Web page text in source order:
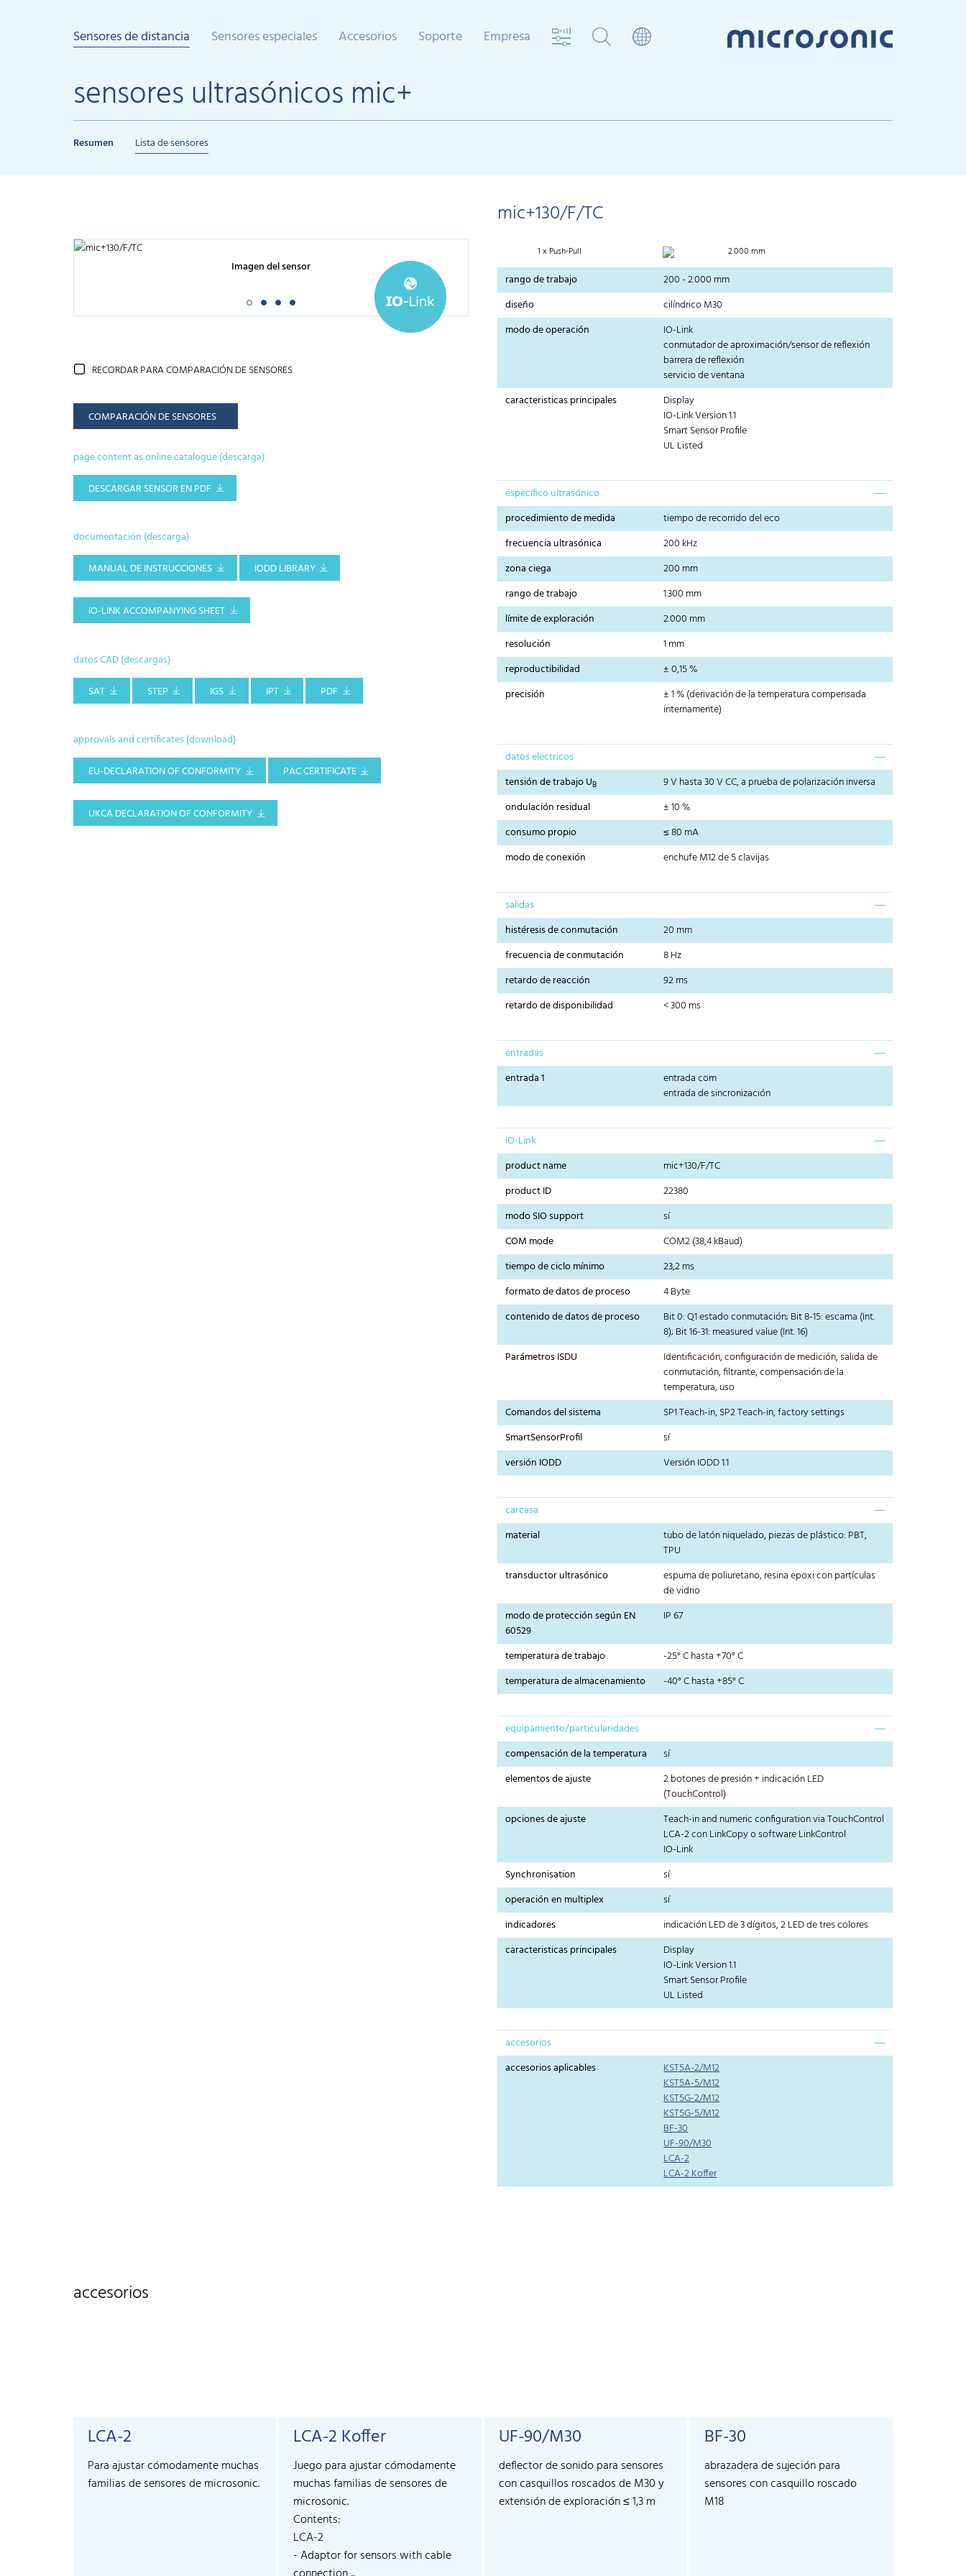
Sensores de distancia Sensores especiales Accesorios Soporte Empresa
sensores ultrasónicos mic+
Resumen Lista de sensores
mic+130/F/TC
Imagen del sensor
RECORDAR PARA COMPARACIÓN DE SENSORES
COMPARACIÓN DE SENSORES
page content as online catalogue (descarga)
DESCARGAR SENSOR EN PDF
documentación (descarga)
MANUAL DE INSTRUCCIONES
IODD LIBRARY
IO-LINK ACCOMPANYING SHEET
datos CAD (descargas)
SAT
STEP IGS IPT PDF
approvals and certificates (download)
EU-DECLARATION OF CONFORMITY
PAC CERTIFICATE
UKCA DECLARATION OF CONFORMITY
1 x Push-Pull 2.000 mm
rango de trabajo
200 - 2.000 mm
diseño
cilíndrico M30
modo de operación
IO-Link
conmutador de aproximación/sensor de reflexión
barrera de reflexión
servicio de ventana
caracteristicas principales
Display
IO-Link Version 1.1
Smart Sensor Profile
UL Listed
específico ultrasónico
procedimiento de medida
tiempo de recorrido del eco
frecuencia ultrasónica
200 kHz
zona ciega
200 mm
rango de trabajo
1.300 mm
límite de exploración
2.000 mm
resolución
1 mm
reproductibilidad
± 0,15 %
precisión
± 1 % (derivación de la temperatura compensada
internamente)
datos eléctricos
tensión de trabajo UB
9 V hasta 30 V CC, a prueba de polarización inversa
ondulación residual
± 10 %
consumo propio
≤ 80 mA
modo de conexión
enchufe M12 de 5 clavijas
salidas
histéresis de conmutación
20 mm
frecuencia de conmutación
8 Hz
retardo de reacción
92 ms
retardo de disponibilidad
< 300 ms
entradas
entrada 1
entrada com
entrada de sincronización
IO-Link
product name
mic+130/F/TC
product ID
22380
modo SIO support
sí
COM mode
COM2 (38,4 kBaud)
tiempo de ciclo mínimo
23,2 ms
formato de datos de proceso
4 Byte
contenido de datos de proceso
Bit 0: Q1 estado conmutación; Bit 8-15: escama (Int.
8); Bit 16-31: measured value (Int. 16)
Parámetros ISDU
Identificación, configuración de medición, salida de
conmutación, filtrante, compensación de la
temperatura, uso
Comandos del sistema
SP1 Teach-in, SP2 Teach-in, factory settings
SmartSensorProfil
sí
versión IODD
Versión IODD 1.1
carcasa
material
tubo de latón niquelado, piezas de plástico: PBT,
TPU
transductor ultrasónico
espuma de poliuretano, resina epoxi con partículas
de vidrio
modo de protección según EN
60529
IP 67
temperatura de trabajo
-25° C hasta +70° C
temperatura de almacenamiento
-40° C hasta +85° C
equipamiento/particularidades
compensación de la temperatura
sí
elementos de ajuste
2 botones de presión + indicación LED
(TouchControl)
opciones de ajuste
Teach-in and numeric configuration via TouchControl
LCA-2 con LinkCopy o software LinkControl
IO-Link
Synchronisation
sí
operación en multiplex
sí
indicadores
indicación LED de 3 dígitos, 2 LED de tres colores
caracteristicas principales
Display
IO-Link Version 1.1
Smart Sensor Profile
UL Listed
accesorios
accesorios aplicables
KST5A-2/M12
KST5A-5/M12
KST5G-2/M12
KST5G-5/M12
BF-30
UF-90/M30
LCA-2
LCA-2 Koffer
accesorios
LCA-2
Para ajustar cómodamente muchas
familias de sensores de microsonic.
LCA-2 Koffer
Juego para ajustar cómodamente
muchas familias de sensores de
microsonic.
Contents:
LCA-2
- Adaptor for sensors with cable
UF-90/M30
deflector de sonido para sensores
con casquillos roscados de M30 y
extensión de exploración ≤ 1,3 m
BF-30
abrazadera de sujeción para
sensores con casquillo roscado
M18